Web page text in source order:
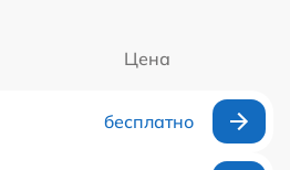
Цена
бесплатно